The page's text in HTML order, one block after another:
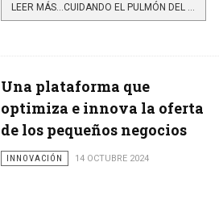
LEER MÁS…CUIDANDO EL PULMÓN DEL MUNDO: 10 PROYECTOS DE INNOVACIÓN BUSCAN PROTEGER LA AMAZONÍA
Una plataforma que
optimiza e innova la oferta
de los pequeños negocios
INNOVACIÓN 14 OCTUBRE 2024